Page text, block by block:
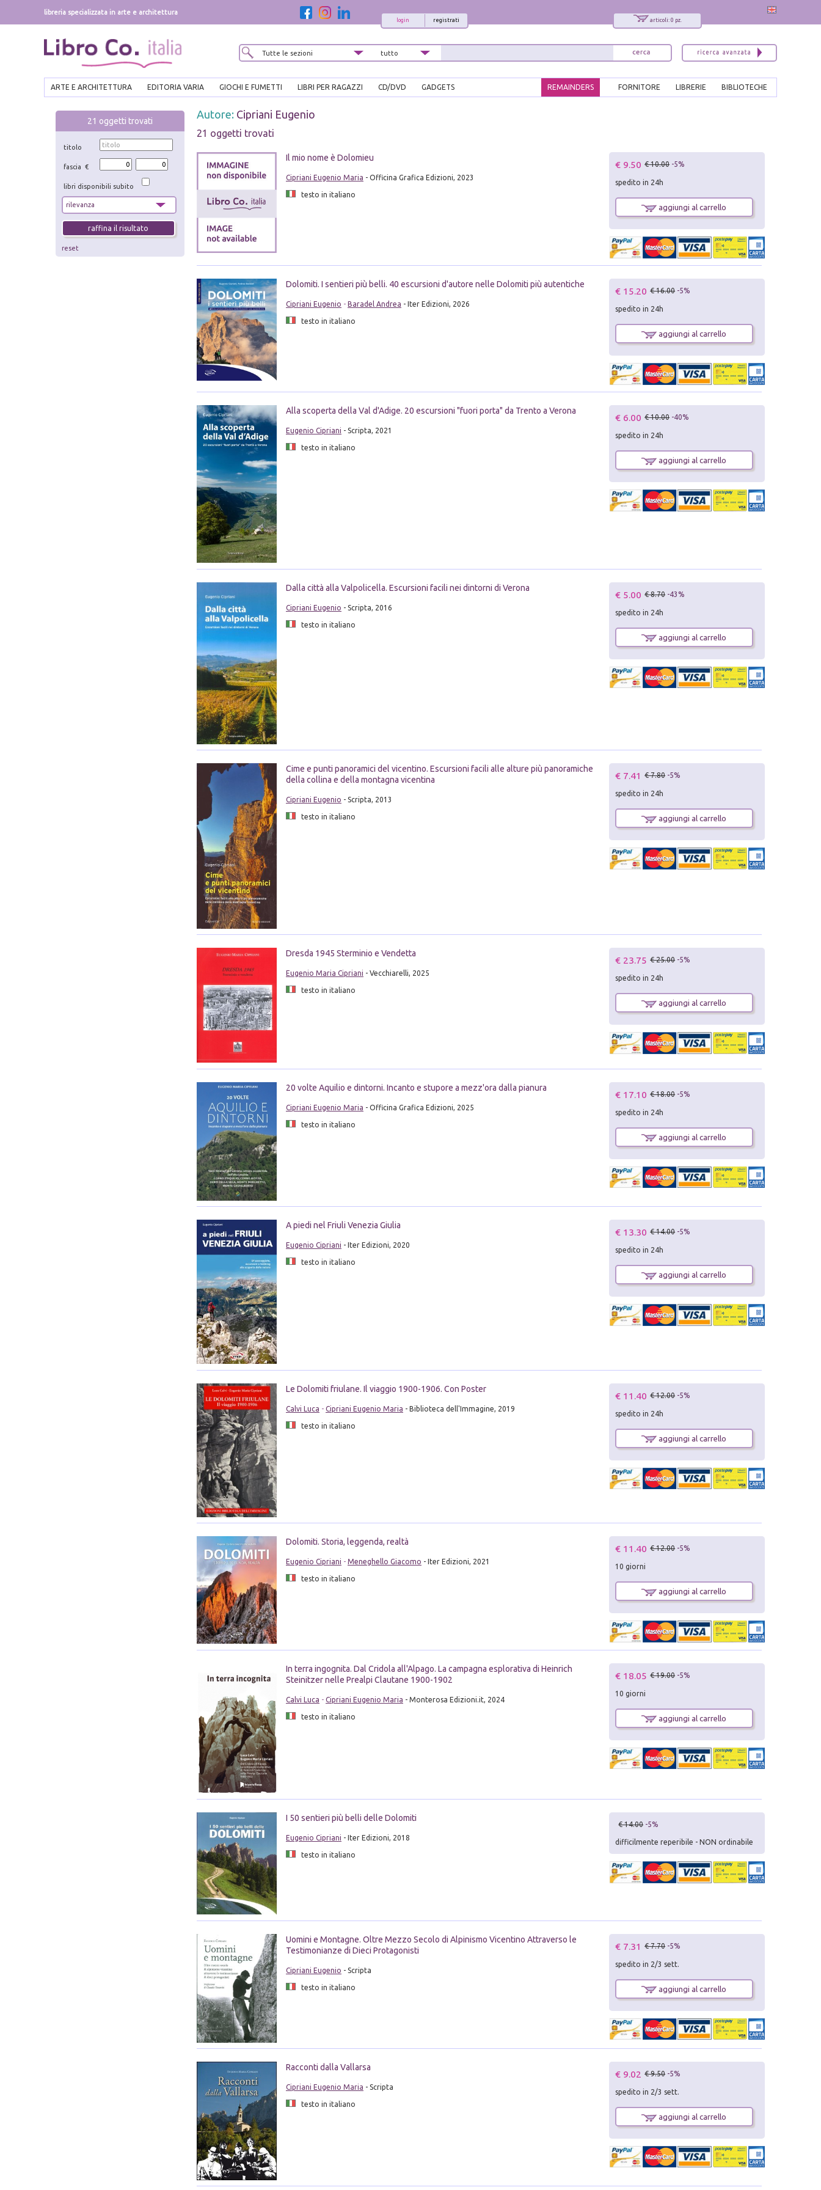
libreria specializzata in arte e architettura
articoli: 0 pz.
registrati
login
ARTE E ARCHITETTURA EDITORIA VARIA GIOCHI E FUMETTI LIBRI PER RAGAZZI CD/DVD GADGETS BIBLIOTECHE
LIBRERIE
FORNITORE
REMAINDERS
21 oggetti trovati
titolo
fascia €
libri disponibili subito
reset
Autore: Cipriani Eugenio
21 oggetti trovati
Il mio nome è Dolomieu
Cipriani Eugenio Maria - Officina Grafica Edizioni, 2023
testo in italiano
€ 9.50 € 10.00 -5%
spedito in 24h
aggiungi al carrello
Dolomiti. I sentieri più belli. 40 escursioni d'autore nelle Dolomiti più autentiche
Cipriani Eugenio - Baradel Andrea - Iter Edizioni, 2026
testo in italiano
€ 15.20 € 16.00 -5%
spedito in 24h
aggiungi al carrello
Alla scoperta della Val d'Adige. 20 escursioni "fuori porta" da Trento a Verona
Eugenio Cipriani - Scripta, 2021
testo in italiano
€ 6.00 € 10.00 -40%
spedito in 24h
aggiungi al carrello
Dalla città alla Valpolicella. Escursioni facili nei dintorni di Verona
Cipriani Eugenio - Scripta, 2016
testo in italiano
€ 5.00 € 8.70 -43%
spedito in 24h
aggiungi al carrello
Cime e punti panoramici del vicentino. Escursioni facili alle alture più panoramiche
della collina e della montagna vicentina
Cipriani Eugenio - Scripta, 2013
testo in italiano
€ 7.41 € 7.80 -5%
spedito in 24h
aggiungi al carrello
Dresda 1945 Sterminio e Vendetta
Eugenio Maria Cipriani - Vecchiarelli, 2025
testo in italiano
€ 23.75 € 25.00 -5%
spedito in 24h
aggiungi al carrello
20 volte Aquilio e dintorni. Incanto e stupore a mezz'ora dalla pianura
Cipriani Eugenio Maria - Officina Grafica Edizioni, 2025
testo in italiano
€ 17.10 € 18.00 -5%
spedito in 24h
aggiungi al carrello
A piedi nel Friuli Venezia Giulia
Eugenio Cipriani - Iter Edizioni, 2020
testo in italiano
€ 13.30 € 14.00 -5%
spedito in 24h
aggiungi al carrello
Le Dolomiti friulane. Il viaggio 1900-1906. Con Poster
Calvi Luca - Cipriani Eugenio Maria - Biblioteca dell'Immagine, 2019
testo in italiano
€ 11.40 € 12.00 -5%
spedito in 24h
aggiungi al carrello
Dolomiti. Storia, leggenda, realtà
Eugenio Cipriani - Meneghello Giacomo - Iter Edizioni, 2021
testo in italiano
€ 11.40 € 12.00 -5%
10 giorni
aggiungi al carrello
In terra ingognita. Dal Cridola all'Alpago. La campagna esplorativa di Heinrich
Steinitzer nelle Prealpi Clautane 1900-1902
Calvi Luca - Cipriani Eugenio Maria - Monterosa Edizioni.it, 2024
testo in italiano
€ 18.05 € 19.00 -5%
10 giorni
aggiungi al carrello
I 50 sentieri più belli delle Dolomiti
Eugenio Cipriani - Iter Edizioni, 2018
testo in italiano
€ 14.00 -5%
difficilmente reperibile - NON ordinabile
Uomini e Montagne. Oltre Mezzo Secolo di Alpinismo Vicentino Attraverso le
Testimonianze di Dieci Protagonisti
Cipriani Eugenio - Scripta
testo in italiano
€ 7.31 € 7.70 -5%
spedito in 2/3 sett.
aggiungi al carrello
Racconti dalla Vallarsa
Cipriani Eugenio Maria - Scripta
testo in italiano
€ 9.02 € 9.50 -5%
spedito in 2/3 sett.
aggiungi al carrello